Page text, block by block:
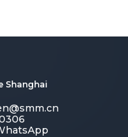
Shanghai